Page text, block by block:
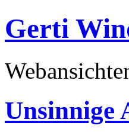
Gerti
Unsinnige